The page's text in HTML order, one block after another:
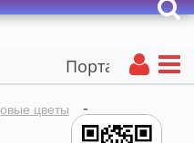
Портал авторских
цветы
-